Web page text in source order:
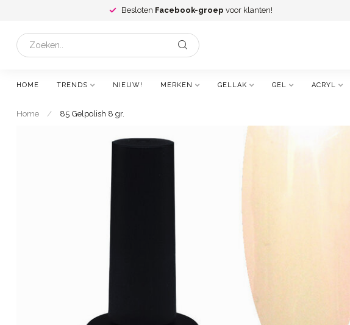
Besloten Facebook-groep voor klanten!
HOME TRENDS NIEUW! MERKEN GELLAK GEL ACRYL
Home / 85 Gelpolish 8 gr.